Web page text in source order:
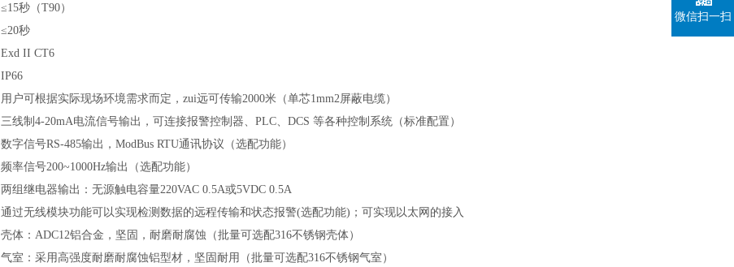
≤15秒（T90）
≤20秒
Exd II CT6
IP66
用户可根据实际现场环境需求而定，zui远可传输2000米（单芯1mm2屏蔽电缆）
三线制4-20mA电流信号输出，可连接报警控制器、PLC、DCS 等各种控制系统（标准配置）
数字信号RS-485输出， ModBus RTU通讯协议 （选配功能）
频率信号200~1000Hz输出（选配功能）
两组继电器输出：无源触电容量220VAC 0.5A或5VDC 0.5A
通过无线模块功能可以实现检测数据的远程传输和状态报警(选配功能)；可实现以太网的接入
壳体：ADC12铝合金，坚固，耐磨耐腐蚀（批量可选配316不锈钢壳体）
气室：采用高强度耐磨耐腐蚀铝型材，坚固耐用（批量可选配316不锈钢气室）
微信扫一扫